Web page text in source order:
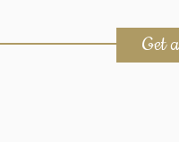
Get